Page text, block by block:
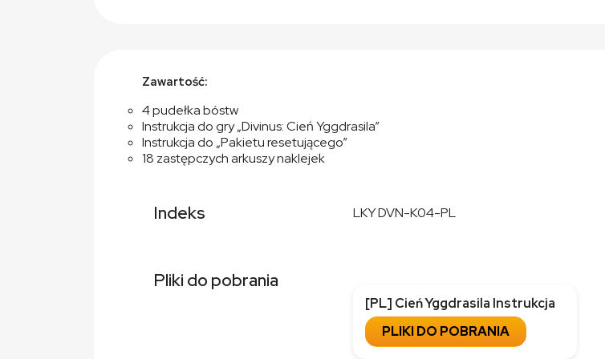
Zawartość:
4 pudełka bóstw
Instrukcja do gry „Divinus: Cień Yggdrasila”
Instrukcja do „Pakietu resetującego”
18 zastępczych arkuszy naklejek
Indeks LKY DVN-K04-PL
Pliki do pobrania
[PL] Cień Yggdrasila Instrukcja
PLIKI DO POBRANIA